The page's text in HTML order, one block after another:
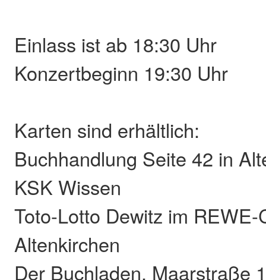
Einlass ist ab 18:30 Uhr
Konzertbeginn 19:30 Uhr
Karten sind erhältlich:
Buchhandlung Seite 42 in
KSK Wissen
Toto-Lotto Dewitz im REWE-
Altenkirchen
Der Buchladen, Maarstraße